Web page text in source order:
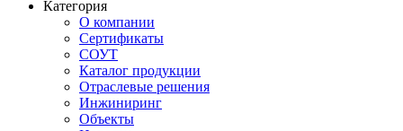
Категория
О компании
Сертификаты
СОУТ
Каталог продукции
Отраслевые решения
Инжиниринг
Объекты